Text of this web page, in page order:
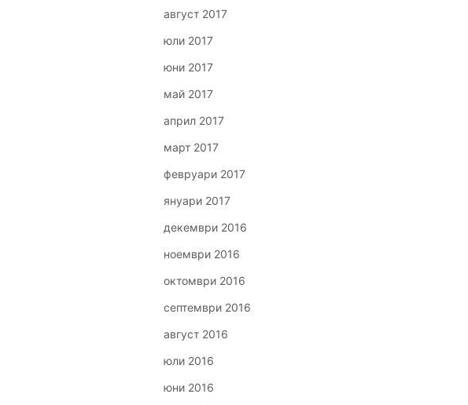
август 2017
юли 2017
юни 2017
май 2017
април 2017
март 2017
февруари 2017
януари 2017
декември 2016
ноември 2016
октомври 2016
септември 2016
август 2016
юли 2016
юни 2016